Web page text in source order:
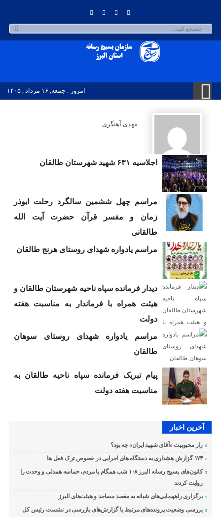
امروز : جمعه, ۱۶ مرداد , ۱۴۰۵
مهدی آهنگری
اجلاسیه ۶۳۱ شهید شهرستان طالقان
مراسم چهل ششمین سالگرد رحلت ابوذر
زمان و مفسر قرآن حضرت آیت الله
طالقانی
مراسم یادواره شهدای روستای هرنج طالقان
دیدار فرمانده سپاه ناحیه شهرستان طالقان و
هیئت همراه با فرماندار به مناسبت هفته
دولت
مراسم یادواره شهدای روستای سوهان
طالقان
پیام تبریک فرمانده سپاه ناحیه طالقان به
مناسبت هفته دولت
آخرین اخبار
راز محبوبیت «آقای شهید ایران» چه بود؟
۱۷۳ گزارش هشداری به دستگاه های اجرایی در خصوص ترک فعل ها
کانون‌های بسیج رسانه البرز ۱۰۸ شب همگام با مردم، حماسه همدلی و وحدت را
روایت کردند
برگزاری راهپیمایی‌های شبانه به مقصد مساجد و هیئت‌های البرز
بررسی وضعیت پرونده‌های مرتبط با گزارش‌های بازرسی در نشست رئیس کل